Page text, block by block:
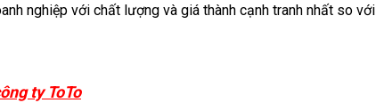
nghiệp với chất lượng và giá thành cạnh tranh nhất so
ty ToTo